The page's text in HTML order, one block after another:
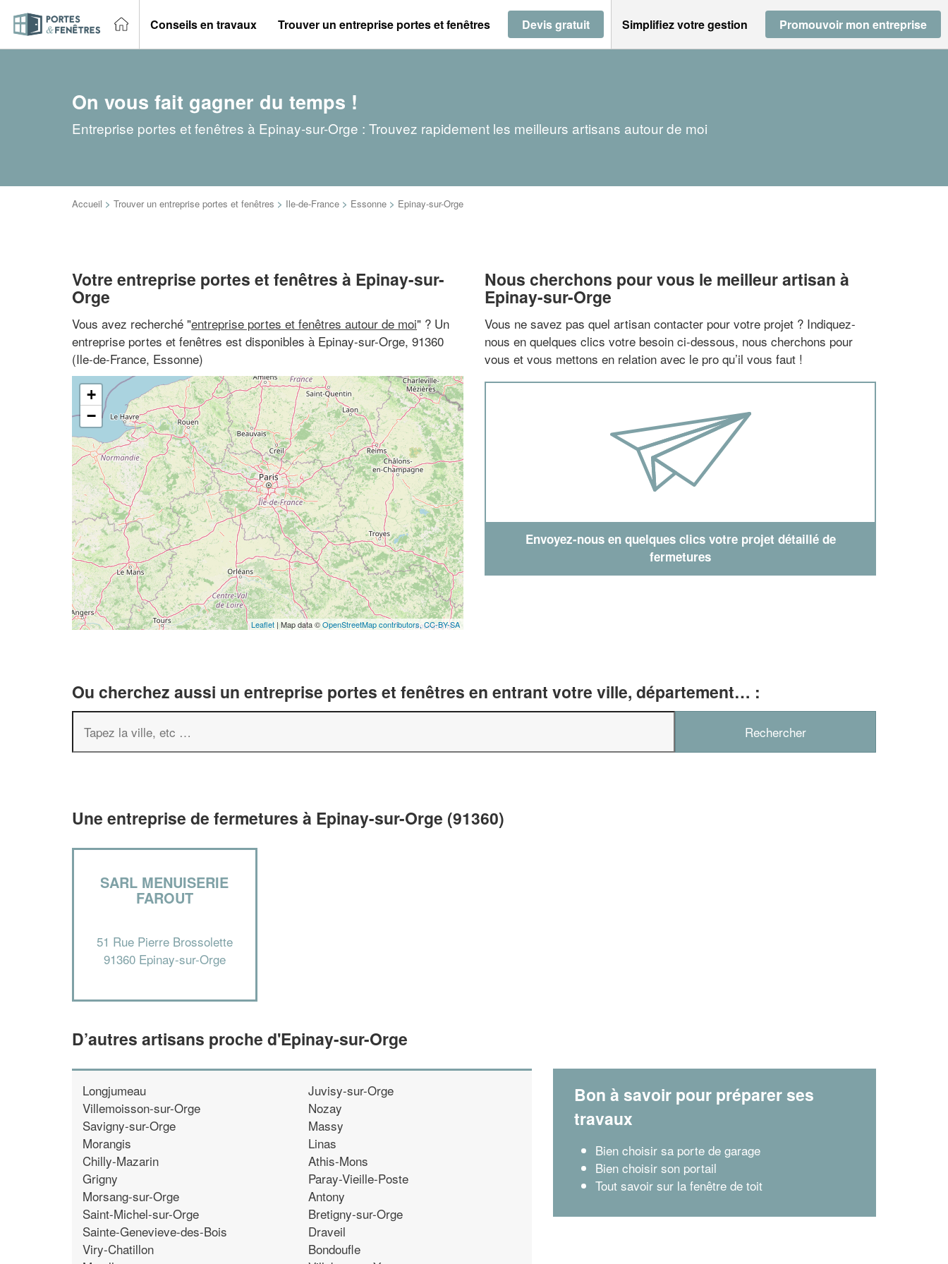
Conseils en travaux Trouver un entreprise portes et fenêtres Devis gratuit Simplifiez votre gestion Promouvoir mon entreprise
On vous fait gagner du temps !
Entreprise portes et fenêtres à Epinay-sur-Orge : Trouvez rapidement les meilleurs artisans autour de moi
Accueil > Trouver un entreprise portes et fenêtres > Ile-de-France > Essonne > Epinay-sur-Orge
Votre entreprise portes et fenêtres à Epinay-sur-
Orge
Vous avez recherché "entreprise portes et fenêtres autour de moi" ? Un
entreprise portes et fenêtres est disponibles à Epinay-sur-Orge, 91360
(Ile-de-France, Essonne)
+
−
Leaflet | Map data ©OpenStreetMap contributors,CC-BY-SA
Nous cherchons pour vous le meilleur artisan à
Epinay-sur-Orge
Vous ne savez pas quel artisan contacter pour votre projet ? Indiquez-
nous en quelques clics votre besoin ci-dessous, nous cherchons pour
vous et vous mettons en relation avec le pro qu’il vous faut !
Envoyez-nous en quelques clics votre projet détaillé de
fermetures
Ou cherchez aussi un entreprise portes et fenêtres en entrant votre ville, département… :
Une entreprise de fermetures à Epinay-sur-Orge (91360)
SARL MENUISERIE
FAROUT
51 Rue Pierre Brossolette
91360 Epinay-sur-Orge
D’autres artisans proche d'Epinay-sur-Orge
Longjumeau
Villemoisson-sur-Orge
Savigny-sur-Orge
Morangis
Chilly-Mazarin
Grigny
Morsang-sur-Orge
Saint-Michel-sur-Orge
Sainte-Genevieve-des-Bois
Viry-Chatillon
Juvisy-sur-Orge
Nozay
Massy
Linas
Athis-Mons
Paray-Vieille-Poste
Antony
Bretigny-sur-Orge
Draveil
Bondoufle
Bon à savoir pour préparer ses
travaux
Bien choisir sa porte de garage
Bien choisir son portail
Tout savoir sur la fenêtre de toit
✕
Vous êtes un
professionnel ?